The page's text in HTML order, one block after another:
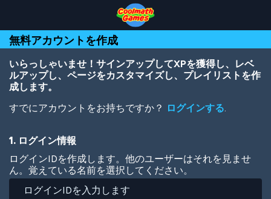
Top
of
Page
Navigation
Main
Content
Footer
ン
コ
ン
移
無料アカウントを作成
いらっしゃいませ！サインアップしてXPを獲得し、レベ
ルアップし、ページをカスタマイズし、プレイリストを作
成します。
すでにアカウントをお持ちですか？ ログインする.
1. ログイン情報
ログインIDを作成します。他のユーザーはそれを見ませ
ん。覚えている名前を選択してください。